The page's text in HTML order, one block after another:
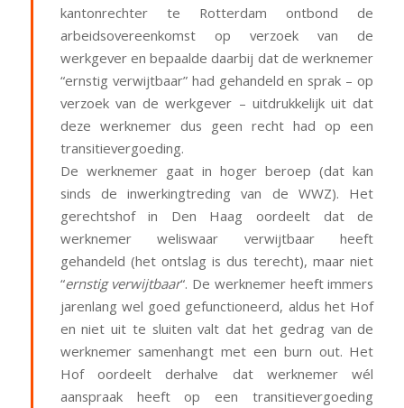
kantonrechter te Rotterdam ontbond de
arbeidsovereenkomst op verzoek van de
werkgever en bepaalde daarbij dat de werknemer
“ernstig verwijtbaar” had gehandeld en sprak – op
verzoek van de werkgever – uitdrukkelijk uit dat
deze werknemer dus geen recht had op een
transitievergoeding.
De werknemer gaat in hoger beroep (dat kan
sinds de inwerkingtreding van de WWZ). Het
gerechtshof in Den Haag oordeelt dat de
werknemer weliswaar verwijtbaar heeft
gehandeld (het ontslag is dus terecht), maar niet
“ernstig verwijtbaar“. De werknemer heeft immers
jarenlang wel goed gefunctioneerd, aldus het Hof
en niet uit te sluiten valt dat het gedrag van de
werknemer samenhangt met een burn out. Het
Hof oordeelt derhalve dat werknemer wél
aanspraak heeft op een transitievergoeding